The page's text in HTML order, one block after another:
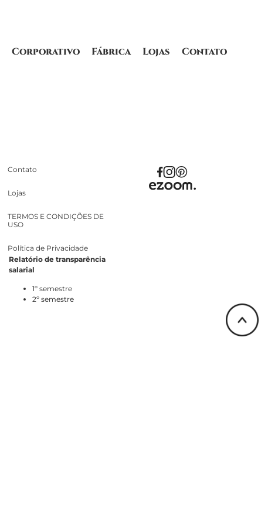
Corporativo Fábrica Lojas Contato
Contato
Lojas
TERMOS E CONDIÇÕES DE
USO
Política de Privacidade
Relatório de transparência
salarial
1º semestre
2º semestre